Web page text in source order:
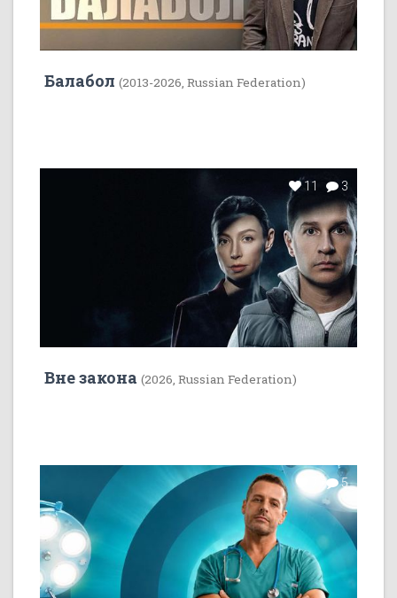
Балабол (2013-2026, Russian Federation)
11 3
Вне закона (2026, Russian Federation)
7 5